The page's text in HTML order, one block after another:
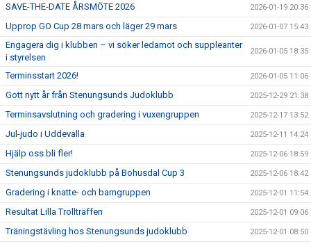
SAVE-THE-DATE ÅRSMÖTE 2026 2026-01-19 20:36
Upprop GO Cup 28 mars och läger 29 mars 2026-01-07 15:43
Engagera dig i klubben – vi söker ledamot och suppleanter
i styrelsen
2026-01-05 18:35
Terminsstart 2026! 2026-01-05 11:06
Gott nytt år från Stenungsunds Judoklubb 2025-12-29 21:38
Terminsavslutning och gradering i vuxengruppen 2025-12-17 13:52
Jul-judo i Uddevalla 2025-12-11 14:24
Hjälp oss bli fler! 2025-12-06 18:59
Stenungsunds judoklubb på Bohusdal Cup 3 2025-12-06 18:42
Gradering i knatte- och barngruppen 2025-12-01 11:54
Resultat Lilla Trollträffen 2025-12-01 09:06
Träningstävling hos Stenungsunds judoklubb 2025-12-01 08:50